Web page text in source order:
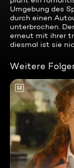
Umgebung des
durch einen
unterbrochen.
erneut mit ihrer
diesmal ist sie
Weitere
12